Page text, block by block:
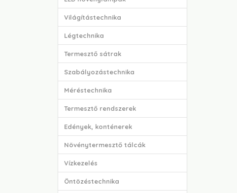
Világítástechnika
Légtechnika
Termesztő sátrak
Szabályozástechnika
Méréstechnika
Termesztő rendszerek
Edények, konténerek
Növénytermesztő tálcák
Vízkezelés
Öntözéstechnika